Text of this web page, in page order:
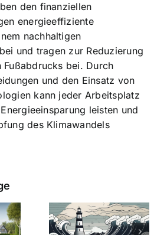
den finanziellen
energieeffiziente
nachhaltigen
und tragen zur Reduzierung
bei. Durch
und den Einsatz von
kann jeder Arbeitsplatz
leisten und
des Klimawandels
im
Die
Die Evolution
der